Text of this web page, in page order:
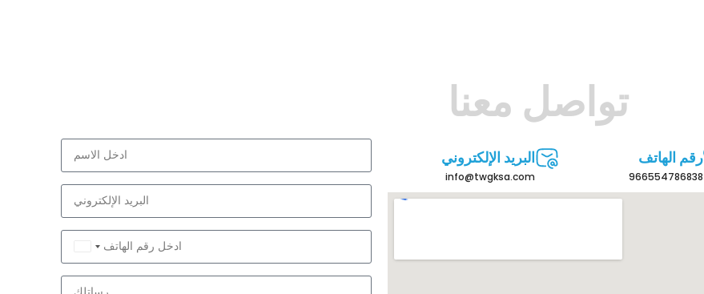
تواصل معنا
Saudi
Arabia
+966
البريد الإلكتروني
info@twgksa.com
رقم الهاتف
966554786838